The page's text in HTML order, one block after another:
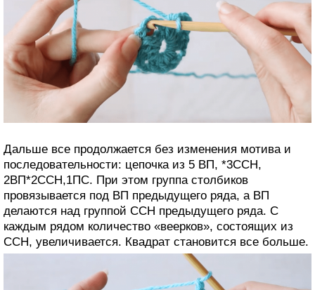
Дальше все продолжается без изменения мотива и
последовательности: цепочка из 5 ВП, *3ССН,
2ВП*2ССН,1ПС. При этом группа столбиков
провязывается под ВП предыдущего ряда, а ВП
делаются над группой ССН предыдущего ряда. С
каждым рядом количество «веерков», состоящих из
ССН, увеличивается. Квадрат становится все больше.